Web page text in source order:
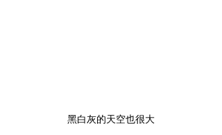
黑白灰的天空也很大